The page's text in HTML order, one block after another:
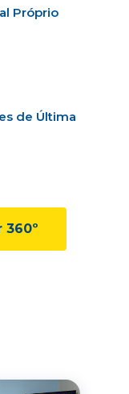
Próprio
de Última
360º